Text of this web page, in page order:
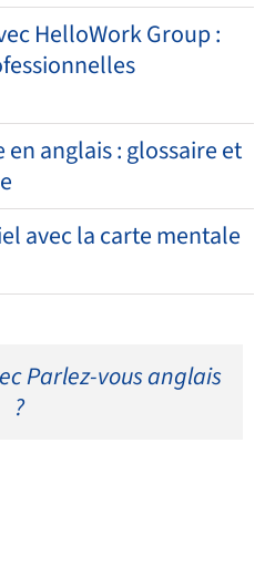
HelloWork Group :
anglais : glossaire et
avec la carte mentale
Parlez-vous anglais
?